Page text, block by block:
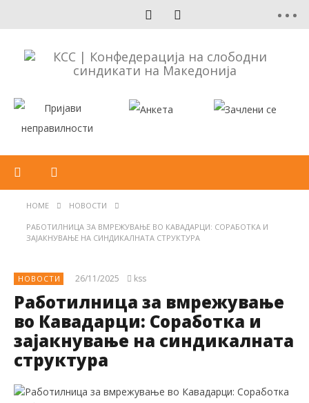
HOME НОВОСТИ
РАБОТИЛНИЦА ЗА ВМРЕЖУВАЊЕ ВО КАВАДАРЦИ: СОРАБОТКА И
ЗАЈАКНУВАЊЕ НА СИНДИКАЛНАТА СТРУКТУРА
НОВОСТИ 26/11/2025 kss
Работилница за вмрежување
во Кавадарци: Соработка и
зајакнување на синдикалната
структура